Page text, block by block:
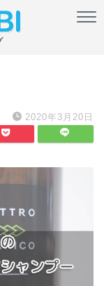
2020年3月20日